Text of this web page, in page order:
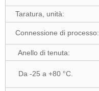
Taratura, unità:
Connessione di processo:
Anello di tenuta:
Da -25 a +80 °C.